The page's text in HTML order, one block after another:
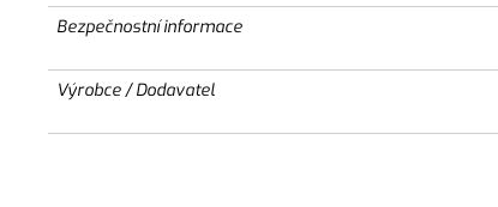
Bezpečnostní informace
Výrobce / Dodavatel